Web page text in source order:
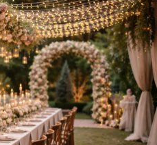
wusste, wann er innehalten
zum Atmen lässt, ein Tisch, der
leer gelassener Durchgang,
zum
tun mehr als nur
Richtung vor durch
anfühlt, anstatt